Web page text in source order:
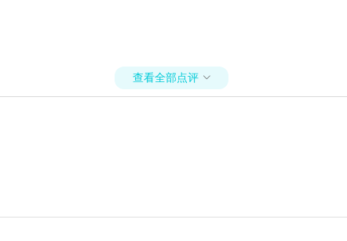
查看全部点评 